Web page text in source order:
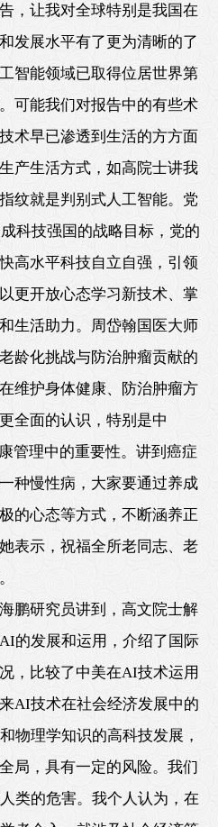
，让我对全球特别是我国在
发展水平有了更为清晰的了
智能领域已取得位居世界第
可能我们对报告中的有些术
术早已渗透到生活的方方面
产生活方式，如高院士讲我
纹就是判别式人工智能。党
科技强国的战略目标，党的
高水平科技自立自强，引领
更开放心态学习新技术、掌
生活助力。周岱翰国医大师
龄化挑战与防治肿瘤贡献的
维护身体健康、防治肿瘤方
全面的认识，特别是中
管理中的重要性。讲到癌症
种慢性病，大家要通过养成
的心态等方式，不断涵养正
表示，祝福全所老同志、老
鹏研究员讲到，高文院士解
的发展和运用，介绍了国际
，比较了中美在AI技术运用
AI技术在社会经济发展中的
物理学知识的高科技发展，
局，具有一定的风险。我们
类的危害。我个人认为，在